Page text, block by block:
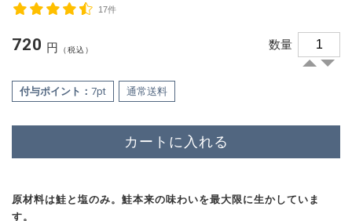
17件
720 円 （税込） 数量
付与ポイント： 7pt 通常送料
カートに入れる
原材料は鮭と塩のみ。鮭本来の味わいを最大限に生かしていま
す。